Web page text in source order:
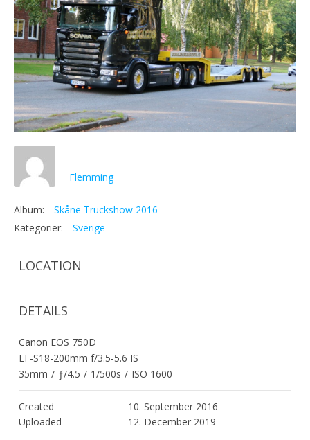
Flemming
Album:
Skåne Truckshow 2016
Kategorier:
Sverige
LOCATION
DETAILS
Canon EOS 750D
EF-S18-200mm f/3.5-5.6 IS
35mm / ƒ/4.5 / 1/500s / ISO 1600
Created
10. September 2016
Uploaded
12. December 2019